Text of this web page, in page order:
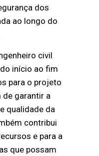
dos
ao longo do
civil
início ao fim
para o projeto
de garantir a
qualidade da
contribui
e para a
que possam